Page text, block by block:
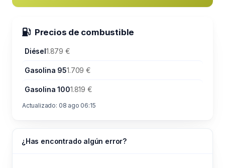
Precios de combustible
Diésel1.879 €
Gasolina 951.709 €
Gasolina 1001.819 €
Actualizado: 08 ago 06:15
¿Has encontrado algún error?